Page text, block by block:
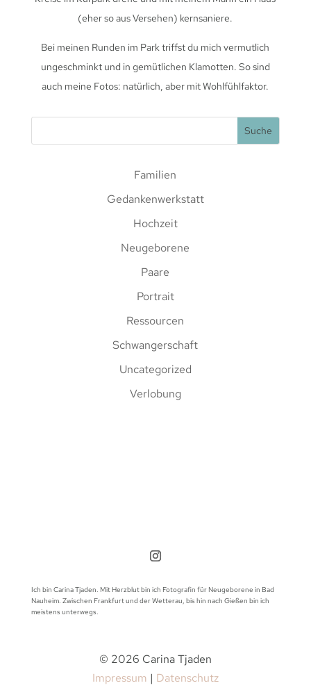
(eher so aus Versehen) kernsaniere.
Bei meinen Runden im Park triffst du mich vermutlich
ungeschminkt und in gemütlichen Klamotten. So sind
auch meine Fotos: natürlich, aber mit Wohlfühlfaktor.
Familien
Gedankenwerkstatt
Hochzeit
Neugeborene
Paare
Portrait
Ressourcen
Schwangerschaft
Uncategorized
Verlobung
Ich bin Carina Tjaden. Mit Herzblut bin ich Fotografin für Neugeborene in Bad
Nauheim. Zwischen Frankfurt und der Wetterau, bis hin nach Gießen bin ich
meistens unterwegs.
© 2026 Carina Tjaden
Impressum | Datenschutz